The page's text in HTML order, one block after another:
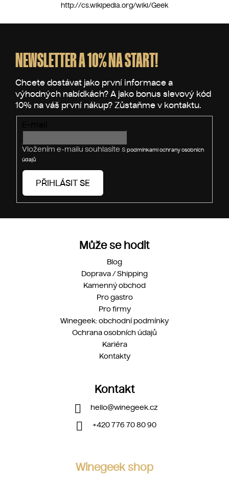
http://cs.wikipedia.org/wiki/Geek
NEWSLETTER A 10% NA START!
Vložením e-mailu souhlasíte s podmínkami ochrany osobních
údajů
PŘIHLÁSIT SE
Může se hodit
Blog
Doprava / Shipping
Kamenný obchod
Pro gastro
Pro firmy
Winegeek: obchodní podmínky
Ochrana osobních údajů
Kariéra
Kontakty
Kontakt
hello@winegeek.cz
+420 776 70 80 90
Winegeek shop